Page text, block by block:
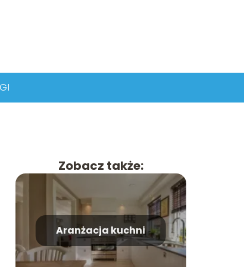
Zobacz także:
Aranżacja kuchni